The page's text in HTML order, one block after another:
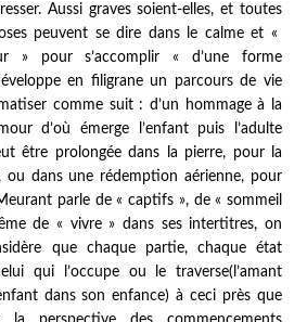
Aussi graves soient-elles, et toutes
peuvent se dire dans le calme et «
» pour s’accomplir « d’une forme
en filigrane un parcours de vie
comme suit : d’un hommage à la
d’où émerge l’enfant puis l’adulte
être prolongée dans la pierre, pour la
ou dans une rédemption aérienne, pour
parle de « captifs », de « sommeil
de « vivre » dans ses intertitres, on
que chaque partie, chaque état
qui l’occupe ou le traverse(l’amant
dans son enfance) à ceci près que